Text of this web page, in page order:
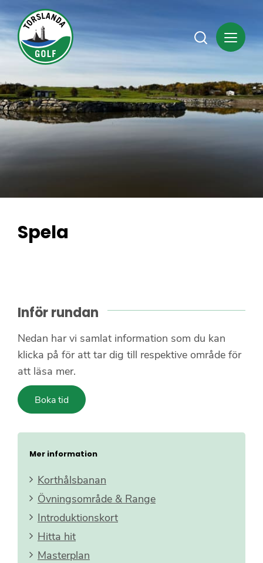
Spela
Inför rundan
Nedan har vi samlat information som du kan
klicka på för att tar dig till respektive område för
att läsa mer.
Boka tid
Mer information
Korthålsbanan
Övningsområde & Range
Introduktionskort
Hitta hit
Masterplan